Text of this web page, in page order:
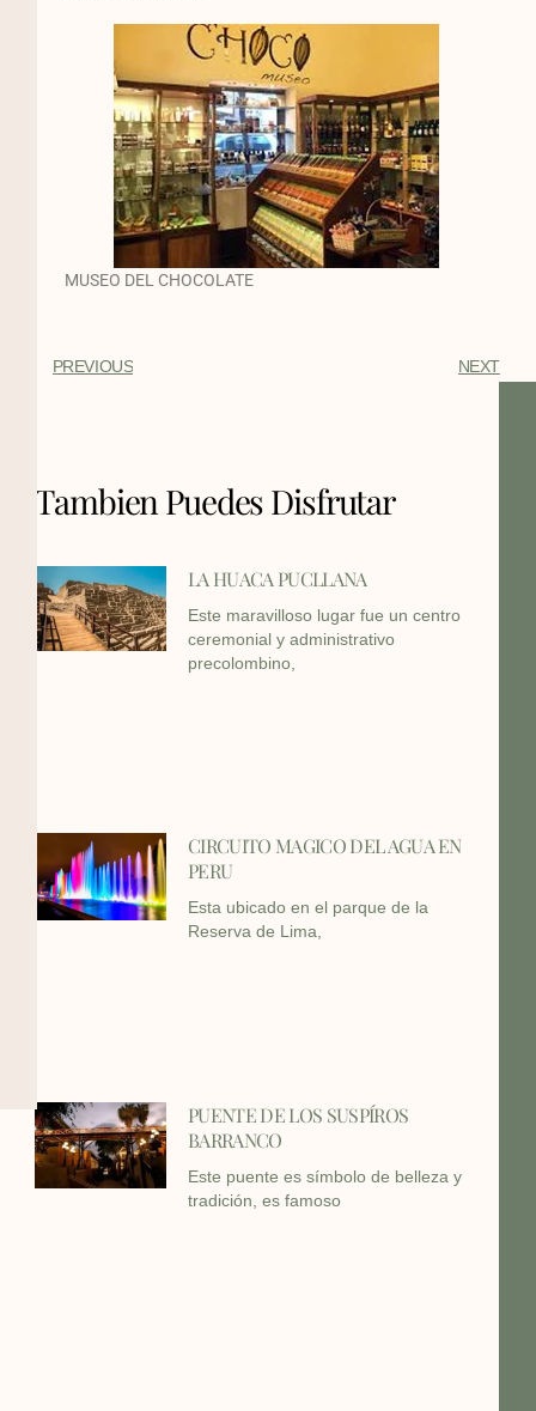
MUSEO DEL CHOCOLATE
PREVIOUS NEXT
Tambien Puedes Disfrutar
LA HUACA PUCLLANA
Este maravilloso lugar fue un centro
ceremonial y administrativo
precolombino,
CIRCUITO MAGICO DEL AGUA EN
PERU
Esta ubicado en el parque de la
Reserva de Lima,
PUENTE DE LOS SUSPÍROS
BARRANCO
Este puente es símbolo de belleza y
tradición, es famoso